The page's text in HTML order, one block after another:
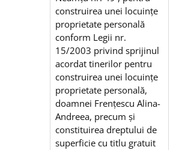
construirea unei locuinţe
proprietate personală
conform Legii nr.
15/2003 privind sprijinul
acordat tinerilor pentru
construirea unei locuinţe
proprietate personală,
doamnei Frențescu Alina-
Andreea, precum și
constituirea dreptului de
superficie cu titlu gratuit